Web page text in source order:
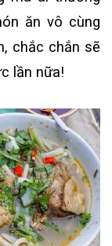
ăn vô cùng
chắc chắn sẽ
lần nữa!